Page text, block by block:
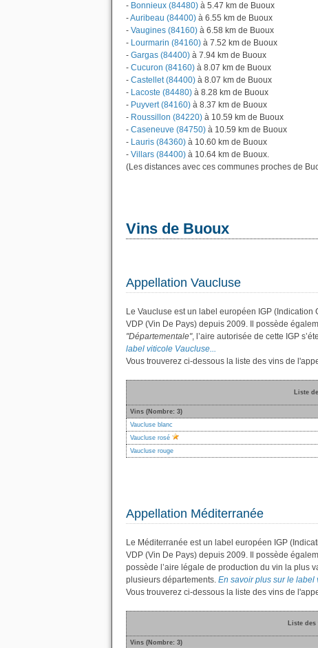
- Bonnieux (84480) à 5.47 km de Buoux
-Auribeau (84400) à 6.55 km de Buoux
- Vaugines (84160) à 6.58 km de Buoux
- Lourmarin (84160) à 7.52 km de Buoux
- Gargas (84400) à 7.94 km de Buoux
- Cucuron (84160) à 8.07 km de Buoux
- Castellet (84400) à 8.07 km de Buoux
- Lacoste (84480) à 8.28 km de Buoux
- Puyvert (84160) à 8.37 km de Buoux
- Roussillon (84220) à 10.59 km de Buoux
- Caseneuve (84750) à 10.59 km de Buoux
- Lauris (84360) à 10.60 km de Buoux
- Villars (84400) à 10.64 km de Buoux.
(Les distances avec ces communes proches de
Vins de Buoux
Appellation Vaucluse
Le Vaucluse est un label européen IGP
VDP (Vin De Pays) depuis 2009. Il possède
"Départementale", l’aire autorisée de cette IGP
label viticole Vaucluse...
Vous trouverez ci-dessous la liste des vins de
Liste
Vins (Nombre: 3)
Vaucluse blanc
Vaucluse rosé
Vaucluse rouge
Appellation Méditerranée
Le Méditerranée est un label européen IGP
VDP (Vin De Pays) depuis 2009. Il possède
possède l’aire légale de production du vin la plus
plusieurs départements. En savoir plus sur le label
Vous trouverez ci-dessous la liste des vins de
Liste
Vins (Nombre: 3)